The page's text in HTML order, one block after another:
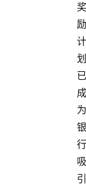
奖
励
计
划
已
成
为
银
行
吸
引